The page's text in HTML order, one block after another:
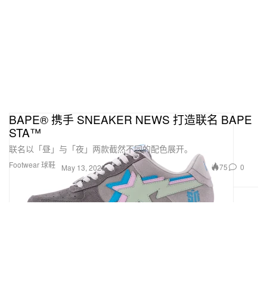
Footwear 球鞋
BAPE® 携手 SNEAKER NEWS 打造联名 BAPE
STA™
联名以「昼」与「夜」两款截然不同的配色展开。
May 13, 2026 75 0